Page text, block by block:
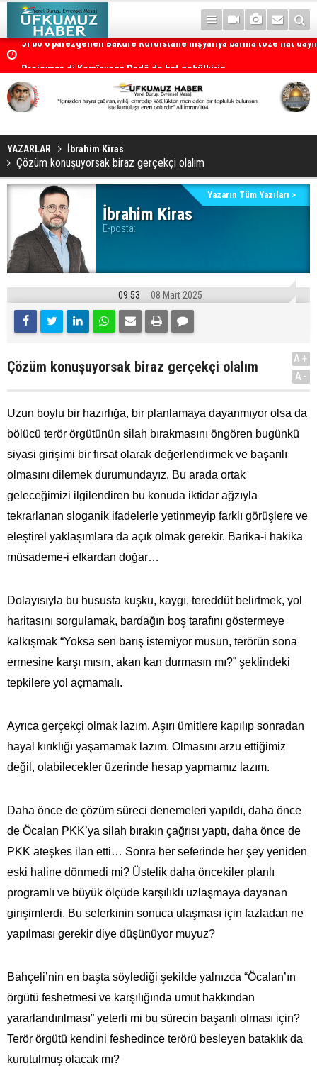
Ji bo 6 parêzgehên Bakurê Kurdistanê hişyariya barîna tozê hat
YAZARLAR İbrahim Kiras
Çözüm konuşuyorsak biraz gerçekçi olalım
İbrahim Kiras
E-posta:
Yazarın Tüm Yazıları >
09:53 08 Mart 2025
Çözüm konuşuyorsak biraz gerçekçi olalım
A+
A-
Uzun boylu bir hazırlığa, bir planlamaya dayanmıyor olsa da
bölücü terör örgütünün silah bırakmasını öngören bugünkü
siyasi girişimi bir fırsat olarak değerlendirmek ve başarılı
olmasını dilemek durumundayız. Bu arada ortak
geleceğimizi ilgilendiren bu konuda iktidar ağzıyla
tekrarlanan sloganik ifadelerle yetinmeyip farklı görüşlere ve
eleştirel yaklaşımlara da açık olmak gerekir. Barika-i hakika
müsademe-i efkardan doğar…
Dolayısıyla bu hususta kuşku, kaygı, tereddüt belirtmek, yol
haritasını sorgulamak, bardağın boş tarafını göstermeye
kalkışmak “Yoksa sen barış istemiyor musun, terörün sona
ermesine karşı mısın, akan kan durmasın mı?” şeklindeki
tepkilere yol açmamalı.
Ayrıca gerçekçi olmak lazım. Aşırı ümitlere kapılıp sonradan
hayal kırıklığı yaşamamak lazım. Olmasını arzu ettiğimiz
değil, olabilecekler üzerinde hesap yapmamız lazım.
Daha önce de çözüm süreci denemeleri yapıldı, daha önce
de Öcalan PKK’ya silah bırakın çağrısı yaptı, daha önce de
PKK ateşkes ilan etti… Sonra her seferinde her şey yeniden
eski haline dönmedi mi? Üstelik daha öncekiler planlı
programlı ve büyük ölçüde karşılıklı uzlaşmaya dayanan
girişimlerdi. Bu seferkinin sonuca ulaşması için fazladan ne
yapılması gerekir diye düşünüyor muyuz?
Bahçeli’nin en başta söylediği şekilde yalnızca “Öcalan’ın
örgütü feshetmesi ve karşılığında umut hakkından
yararlandırılması” yeterli mi bu sürecin başarılı olması için?
Terör örgütü kendini feshedince terörü besleyen bataklık da
kurutulmuş olacak mı?